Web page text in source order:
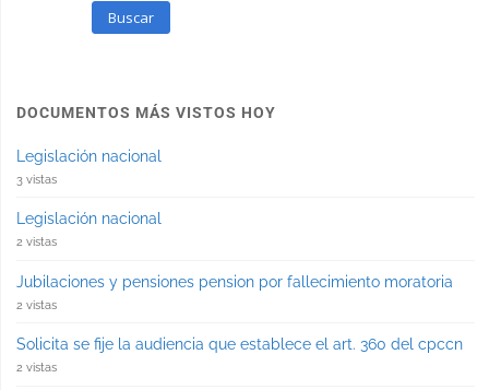
Buscar
DOCUMENTOS MÁS VISTOS HOY
Legislación nacional
3 vistas
Legislación nacional
2 vistas
Jubilaciones y pensiones pension por fallecimiento moratoria
2 vistas
Solicita se fije la audiencia que establece el art. 360 del cpccn
2 vistas